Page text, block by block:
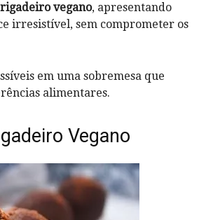
vegano,​ apresentando
irresistível, ⁤sem comprometer os
em uma sobremesa⁤ que
alimentares.
Vegano